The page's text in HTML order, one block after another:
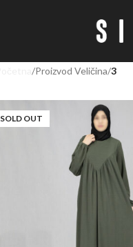
Proizvod Veličina 3
SOLD OUT